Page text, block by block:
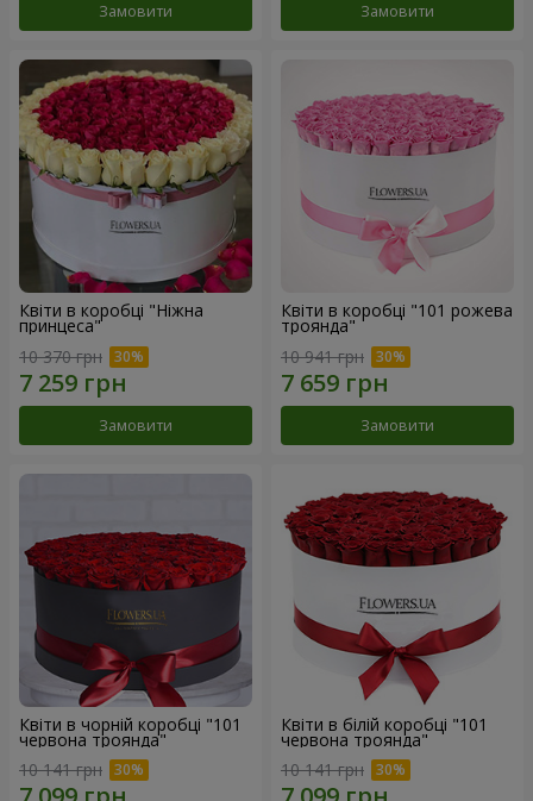
Замовити Замовити
Квіти в коробці "Ніжна
принцеса"
10 370 грн
Замовити
Квіти в коробці "101 рожева
троянда"
10 941 грн
Замовити
Квіти в чорній коробці "101
червона троянда"
10 141 грн
Квіти в білій коробці "101
червона троянда"
10 141 грн